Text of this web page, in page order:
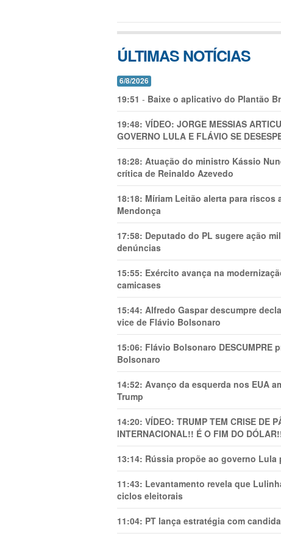
ÚLTIMAS NOTÍCIAS
6/8/2026
19:51 - Baixe o aplicativo do Plantão
19:48: VÍDEO: JORGE MESSIAS
GOVERNO LULA E FLÁVIO SE
18:28: Atuação do ministro Kássio
crítica de Reinaldo Azevedo
18:18: Míriam Leitão alerta para
Mendonça
17:58: Deputado do PL sugere ação
denúncias
15:55: Exército avança na
camicases
15:44: Alfredo Gaspar descumpre
vice de Flávio Bolsonaro
15:06: Flávio Bolsonaro DESCUMPRE
Bolsonaro
14:52: Avanço da esquerda nos EUA
Trump
14:20: VÍDEO: TRUMP TEM CRlSE DE
INTERNACIONAL!! É O FIM DO
13:14: Rússia propõe ao governo
11:43: Levantamento revela que
ciclos eleitorais
11:04: PT lança estratégia com